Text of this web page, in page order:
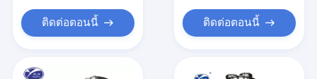
ติดต่อตอนนี้ ติดต่อตอนนี้